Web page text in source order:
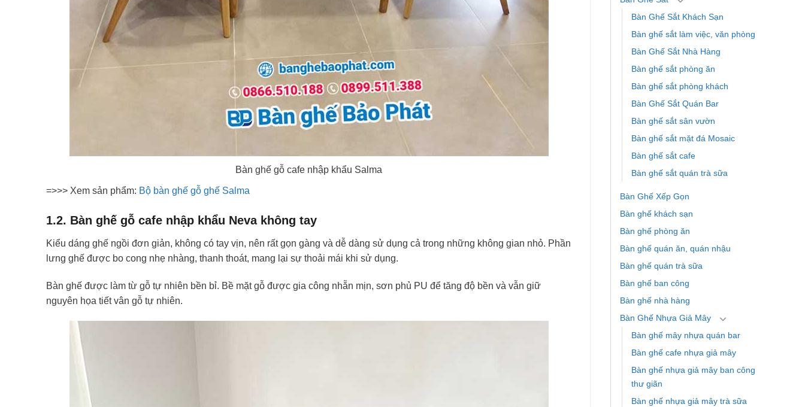
Bàn ghế gỗ cafe nhập khẩu Salma
=>>> Xem sản phẩm: Bộ bàn ghế gỗ ghế Salma
1.2. Bàn ghế gỗ cafe nhập khẩu Neva không tay
Kiểu dáng ghế ngồi đơn giản, không có tay vịn, nên rất gọn gàng và dễ dàng sử dụng cả trong những không gian nhỏ. Phần
lưng ghế được bo cong nhẹ nhàng, thanh thoát, mang lại sự thoải mái khi sử dụng.
Bàn ghế được làm từ gỗ tự nhiên bền bỉ. Bề mặt gỗ được gia công nhẵn mịn, sơn phủ PU để tăng độ bền và vẫn giữ
nguyên họa tiết vân gỗ tự nhiên.
Bàn Ghế Sắt Khách Sạn
Bàn ghế sắt làm việc, văn phòng
Bàn Ghế Sắt Nhà Hàng
Bàn ghế sắt phòng ăn
Bàn ghế sắt phòng khách
Bàn Ghế Sắt Quán Bar
Bàn ghế sắt sân vườn
Bàn ghế sắt mặt đá Mosaic
Bàn ghế sắt cafe
Bàn ghế sắt quán trà sữa
Bàn Ghế Xếp Gọn
Bàn ghế khách sạn
Bàn ghế phòng ăn
Bàn ghế quán ăn, quán nhậu
Bàn ghế quán trà sữa
Bàn ghế ban công
Bàn ghế nhà hàng
Bàn Ghế Nhựa Giả Mây
Bàn ghế mây nhựa quán bar
Bàn ghế cafe nhựa giả mây
Bàn ghế nhựa giả mây ban công
thư giãn
Bàn ghế nhựa giả mây trà sữa